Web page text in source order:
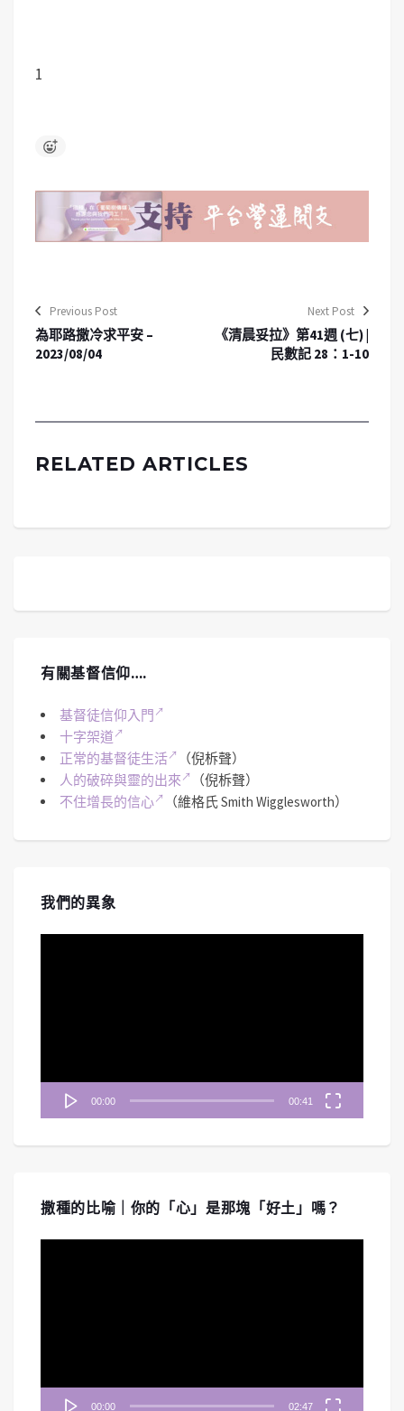
1
Previous Post
為耶路撒冷求平安 –
2023/08/04
Next Post
《清晨妥拉》第41週 (七) |
民數記 28：1-10
RELATED ARTICLES
有關基督信仰….
基督徒信仰入門
十字架道
正常的基督徒生活
（倪柝聲）
人的破碎與靈的出來
（倪柝聲）
不住增長的信心
（維格氏 Smith Wigglesworth）
我們的異象
00:00 00:41
撒種的比喻｜你的「心」是那塊「好土」嗎？
00:00 02:47